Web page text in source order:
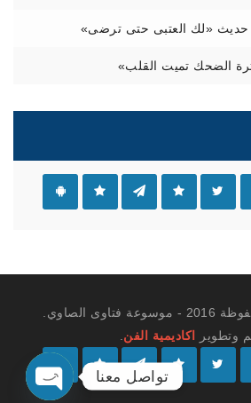
حديث «لك العتبى حتى ترضى»
الضحك تميت القلب»
الصاوي.
وتطوير
اكاديمية الفن
تواصل معنا